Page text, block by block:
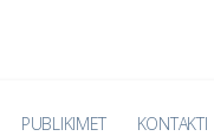
PUBLIKIMET KONTAKTI